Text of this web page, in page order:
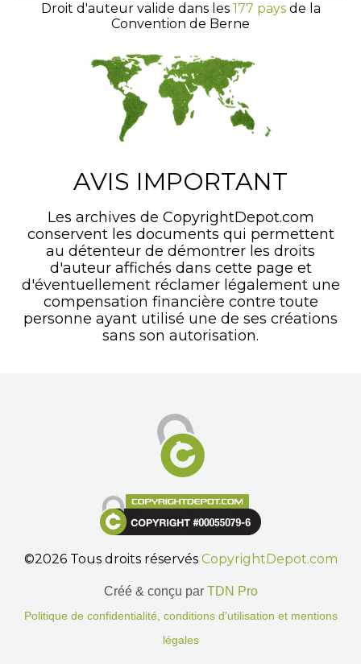
Droit d'auteur valide dans les 177 paysde la
Convention de Berne
AVIS IMPORTANT
Les archives de CopyrightDepot.com
conservent les documents qui permettent
au détenteur de démontrer les droits
d'auteur affichés dans cette page et
d'éventuellement réclamer légalement une
compensation financière contre toute
personne ayant utilisé une de ses créations
sans son autorisation.
©2026 Tous droits réservés CopyrightDepot.com
Créé & conçu par TDN Pro
Politique de confidentialité, conditions d'utilisation et mentions
légales